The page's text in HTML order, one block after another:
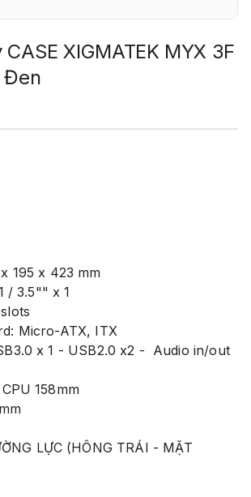
XIGMATEK MYX 3F
Đen
195 x 423 mm
/ 3.5"" x 1
Micro-ATX, ITX
x 1 - USB2.0 x2 - Audio in/out
158mm
LỰC (HÔNG TRÁI - MẶT